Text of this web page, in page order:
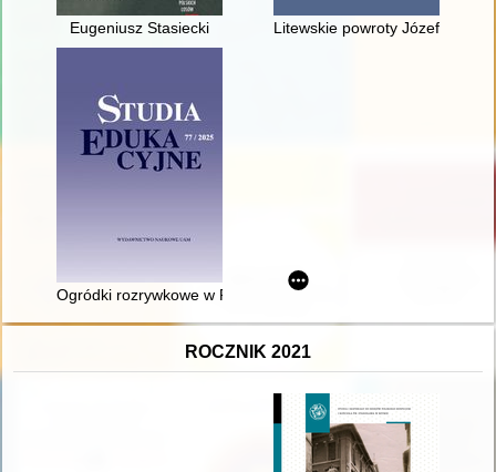
Eugeniusz Stasiecki Litewskie powroty Józefa
Ogródki rozrywkowe w Poznaniu w dziewiętnastym i
ROCZNIK 2021